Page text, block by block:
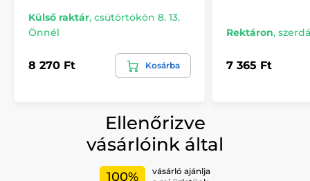
Külső raktár, csütörtökön 8. 13.
Önnél
8 270 Ft Kosárba
Rektáron,
7 365 Ft
Ellenőrizve
vásárlóink által
100%
vásárló ajánlja